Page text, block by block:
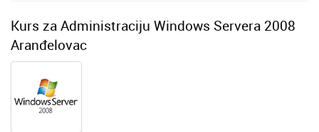
Kurs za Administraciju Windows Servera 2008
Aranđelovac